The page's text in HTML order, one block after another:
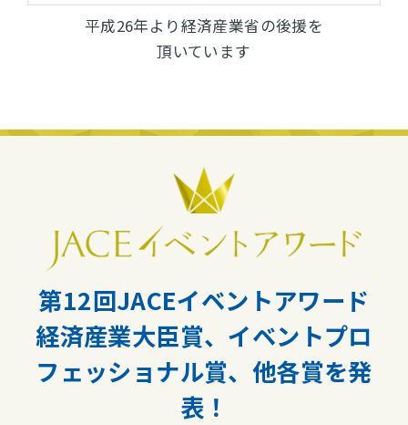
平成26年より経済産業省の後援を
頂いています
第12回JACEイベントアワード
経済産業大臣賞、イベントプロ
フェッショナル賞、他各賞を発
表！